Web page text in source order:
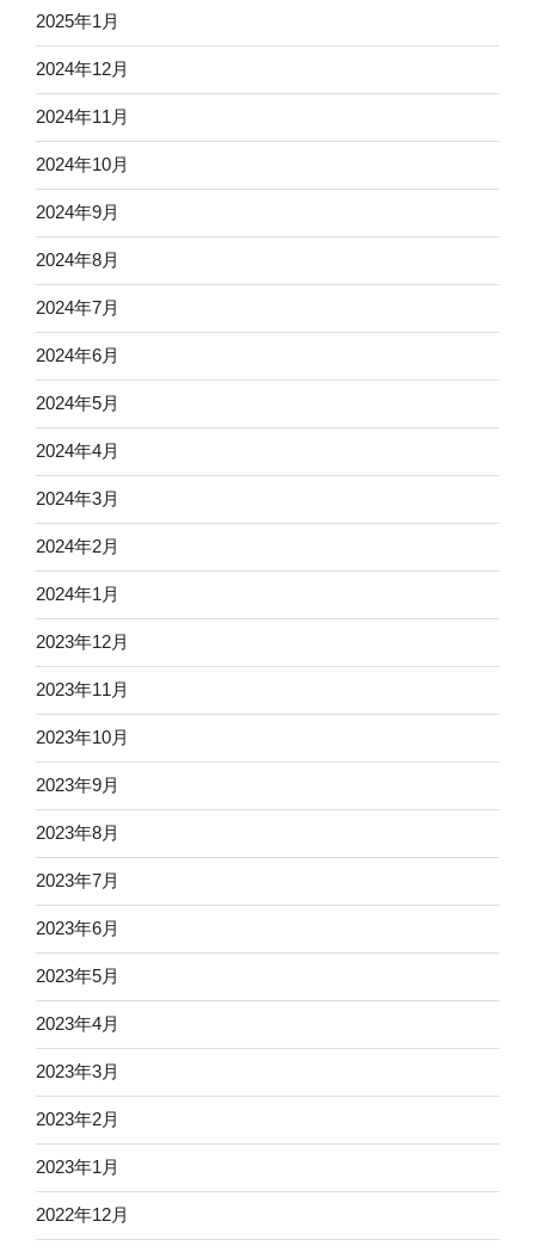
2025年1月
2024年12月
2024年11月
2024年10月
2024年9月
2024年8月
2024年7月
2024年6月
2024年5月
2024年4月
2024年3月
2024年2月
2024年1月
2023年12月
2023年11月
2023年10月
2023年9月
2023年8月
2023年7月
2023年6月
2023年5月
2023年4月
2023年3月
2023年2月
2023年1月
2022年12月